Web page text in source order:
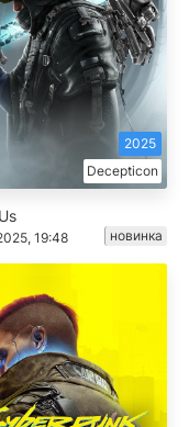
Decepticon
2025
19:48 новинка